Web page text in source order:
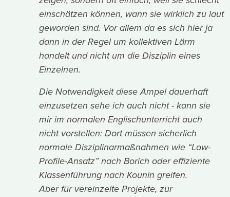
einschätzen können, wann sie wirklich zu laut
geworden sind. Vor allem da es sich hier ja
dann in der Regel um kollektiven Lärm
handelt und nicht um die Disziplin eines
Einzelnen.
Die Notwendigkeit diese Ampel dauerhaft
einzusetzen sehe ich auch nicht - kann sie
mir im normalen Englischunterricht auch
nicht vorstellen: Dort müssen sicherlich
normale Disziplinarmaßnahmen wie “Low-
Profile-Ansatz” nach Borich oder effiziente
Klassenführung nach Kounin greifen.
Aber für vereinzelte Projekte, zur